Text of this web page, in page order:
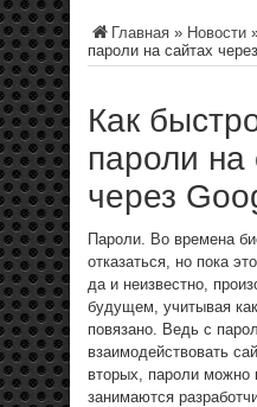
Главная » Новости
пароли на сайтах
Как
пароли на
через
Пароли. Во времена
отказаться, но пока
да и неизвестно,
будущем, учитывая
повязано. Ведь с
взаимодействовать
вторых, пароли можно
занимаются